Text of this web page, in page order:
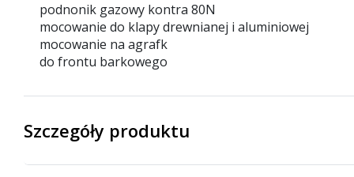
podnonik gazowy kontra 80N
mocowanie do klapy drewnianej i aluminiowej
mocowanie na agrafk
do frontu barkowego
Szczegóły produktu